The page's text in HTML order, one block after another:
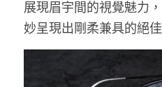
展現眉宇間的視覺魅力
妙呈現出剛柔兼具的絕